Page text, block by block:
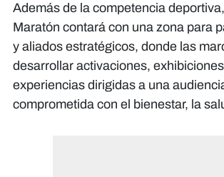
Además de la competencia
Maratón contará con una zona para
y aliados estratégicos, donde las
desarrollar activaciones,
experiencias dirigidas a una
comprometida con el bienestar, la